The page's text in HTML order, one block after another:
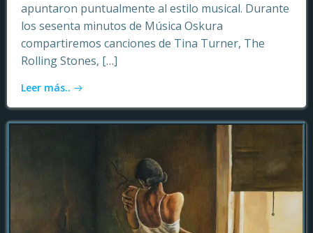
apuntaron puntualmente al estilo musical. Durante
los sesenta minutos de Música Oskura
compartiremos canciones de Tina Turner, The
Rolling Stones, […]
Leer más..